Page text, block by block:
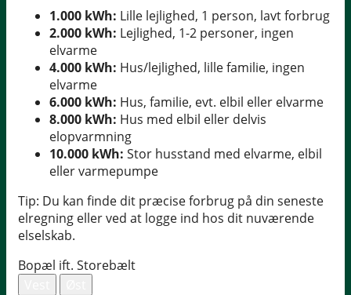
1.000 kWh: Lille lejlighed, 1 person, lavt forbrug
2.000 kWh: Lejlighed, 1-2 personer, ingen
elvarme
4.000 kWh: Hus/lejlighed, lille familie, ingen
elvarme
6.000 kWh: Hus, familie, evt. elbil eller elvarme
8.000 kWh: Hus med elbil eller delvis
elopvarmning
10.000 kWh: Stor husstand med elvarme, elbil
eller varmepumpe
Tip: Du kan finde dit præcise forbrug på din seneste
elregning eller ved at logge ind hos dit nuværende
elselskab.
Bopæl ift. Storebælt